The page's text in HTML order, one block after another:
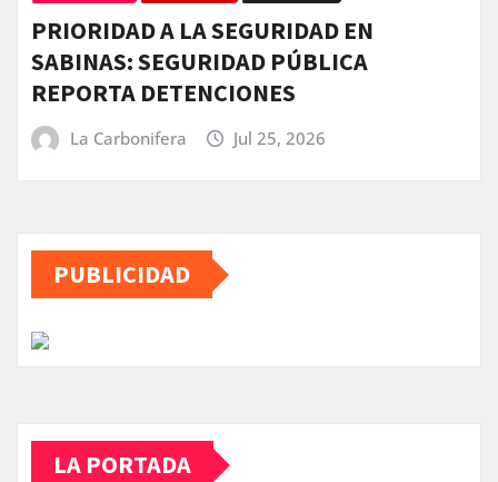
PRIORIDAD A LA SEGURIDAD EN
SABINAS: SEGURIDAD PÚBLICA
REPORTA DETENCIONES
La Carbonifera Jul 25, 2026
PUBLICIDAD
LA PORTADA